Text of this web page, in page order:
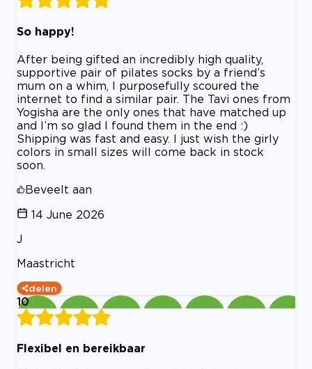
So happy!
After being gifted an incredibly high quality,
supportive pair of pilates socks by a friend’s
mum on a whim, I purposefully scoured the
internet to find a similar pair. The Tavi ones from
Yogisha are the only ones that have matched up
and I’m so glad I found them in the end :)
Shipping was fast and easy. I just wish the girly
colors in small sizes will come back in stock
soon.
Beveelt aan
14 June 2026
J
Maastricht
delen
10
Flexibel en bereikbaar